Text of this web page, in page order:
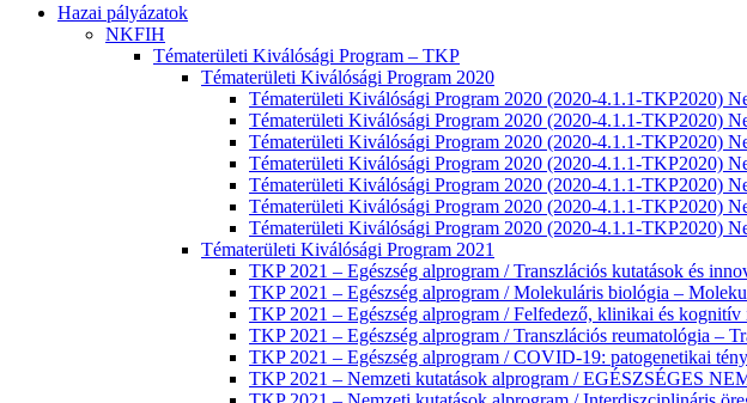
Hazai pályázatok
NKFIH
Tématerületi Kiválósági Program – TKP
Tématerületi Kiválósági Program 2020
Tématerületi Kiválósági Program 2020 (2020-4.1.1-
Tématerületi Kiválósági Program 2020 (2020-4.1.1-TKP2020)
Tématerületi Kiválósági Program 2020 (2020-4.1.1-TKP2020)
Tématerületi Kiválósági Program 2020 (2020-4.1.1-TKP2020)
Tématerületi Kiválósági Program 2020 (2020-4.1.1-TKP2020)
Tématerületi Kiválósági Program 2020 (2020-4.1.1-TKP2020)
Tématerületi Kiválósági Program 2020 (2020-4.1.1-TKP2020)
Tématerületi Kiválósági Program 2021
TKP 2021 – Egészség alprogram / Transzlációs kutatások és
TKP 2021 – Egészség alprogram / Molekuláris biológia –
TKP 2021 – Egészség alprogram / Felfedező, klinikai és
TKP 2021 – Egészség alprogram / Transzlációs reumatológia –
TKP 2021 – Egészség alprogram / COVID-19: patogenetikai
TKP 2021 – Nemzeti kutatások alprogram / EGÉSZSÉGES